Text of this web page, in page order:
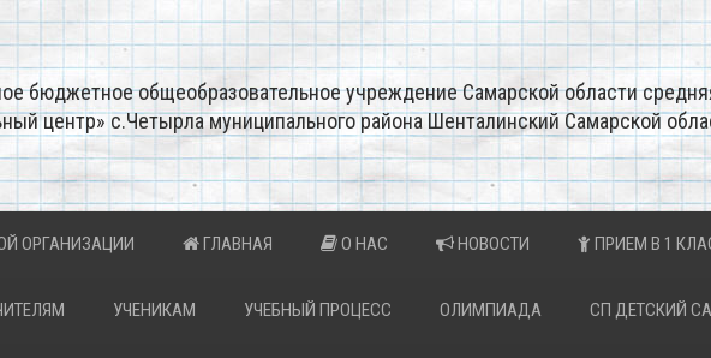
бюджетное общеобразовательное учреждение Самарской области
центр» с.Четырла муниципального района Шенталинский Самарской
ОРГАНИЗАЦИИ ГЛАВНАЯ О НАС НОВОСТИ ПРИЕМ В 1
УЧЕНИКАМ УЧЕБНЫЙ ПРОЦЕСС ОЛИМПИАДА СП ДЕТСКИЙ